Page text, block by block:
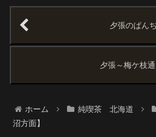
市千代田25-2)ジャズライブなど
イベントある模様 廃...
94
夕張のぱ
夕張～梅ケ枝通
ホーム 純喫茶 北海道
沼方面】